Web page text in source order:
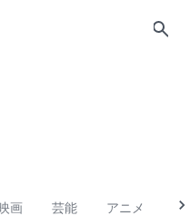
画 芸能 アニメ